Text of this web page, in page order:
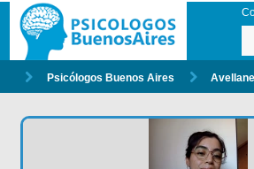
Psicólogos Buenos Aires